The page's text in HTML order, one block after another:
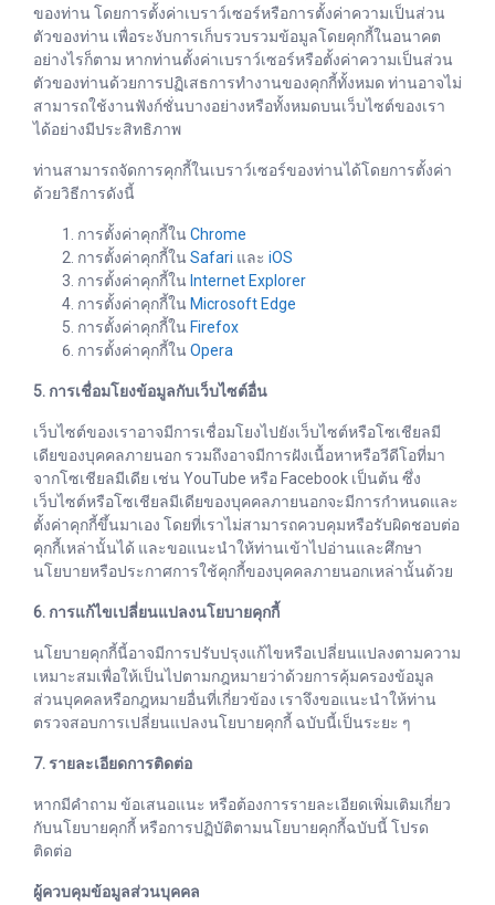
ของท่าน โดยการตั้งค่าเบราว์เซอร์หรือการตั้งค่าความเป็นส่วน
ตัวของท่าน เพื่อระงับการเก็บรวบรวมข้อมูลโดยคุกกี้ในอนาคต
อย่างไรก็ตาม หากท่านตั้งค่าเบราว์เซอร์หรือตั้งค่าความเป็นส่วน
ตัวของท่านด้วยการปฏิเสธการทำงานของคุกกี้ทั้งหมด ท่านอาจไม่
สามารถใช้งานฟังก์ชั่นบางอย่างหรือทั้งหมดบนเว็บไซต์ของเรา
ได้อย่างมีประสิทธิภาพ
ท่านสามารถจัดการคุกกี้ในเบราว์เซอร์ของท่านได้โดยการตั้งค่า
ด้วยวิธีการดังนี้
การตั้งค่าคุกกี้ใน Chrome
การตั้งค่าคุกกี้ใน Safari และ iOS
การตั้งค่าคุกกี้ใน Internet Explorer
การตั้งค่าคุกกี้ใน Microsoft Edge
การตั้งค่าคุกกี้ใน Firefox
การตั้งค่าคุกกี้ใน Opera
5. การเชื่อมโยงข้อมูลกับเว็บไซต์อื่น
เว็บไซต์ของเราอาจมีการเชื่อมโยงไปยังเว็บไซต์หรือโซเชียลมี
เดียของบุคคลภายนอก รวมถึงอาจมีการฝังเนื้อหาหรือวีดีโอที่มา
จากโซเชียลมีเดีย เช่น YouTube หรือ Facebook เป็นต้น ซึ่ง
เว็บไซต์หรือโซเชียลมีเดียของบุคคลภายนอกจะมีการกำหนดและ
ตั้งค่าคุกกี้ขึ้นมาเอง โดยที่เราไม่สามารถควบคุมหรือรับผิดชอบต่อ
คุกกี้เหล่านั้นได้ และขอแนะนำให้ท่านเข้าไปอ่านและศึกษา
นโยบายหรือประกาศการใช้คุกกี้ของบุคคลภายนอกเหล่านั้นด้วย
6. การแก้ไขเปลี่ยนแปลงนโยบายคุกกี้
นโยบายคุกกี้นี้อาจมีการปรับปรุงแก้ไขหรือเปลี่ยนแปลงตามความ
เหมาะสมเพื่อให้เป็นไปตามกฎหมายว่าด้วยการคุ้มครองข้อมูล
ส่วนบุคคลหรือกฎหมายอื่นที่เกี่ยวข้อง เราจึงขอแนะนำให้ท่าน
ตรวจสอบการเปลี่ยนแปลงนโยบายคุกกี้ ฉบับนี้เป็นระยะ ๆ
7. รายละเอียดการติดต่อ
หากมีคำถาม ข้อเสนอแนะ หรือต้องการรายละเอียดเพิ่มเติมเกี่ยว
กับนโยบายคุกกี้ หรือการปฏิบัติตามนโยบายคุกกี้ฉบับนี้ โปรด
ติดต่อ
ผู้ควบคุมข้อมูลส่วนบุคคล